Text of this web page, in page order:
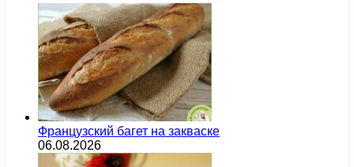
Французский багет на закваске
06.08.2026